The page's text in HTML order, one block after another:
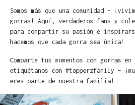
Somos más que una comunidad –
gorras! Aquí, verdaderos fans y
para compartir su pasión e
hacemos que cada gorra sea única!
Comparte tus momentos con gorras
etiquétanos con #topperzfamily –
eres parte de nuestra familia!